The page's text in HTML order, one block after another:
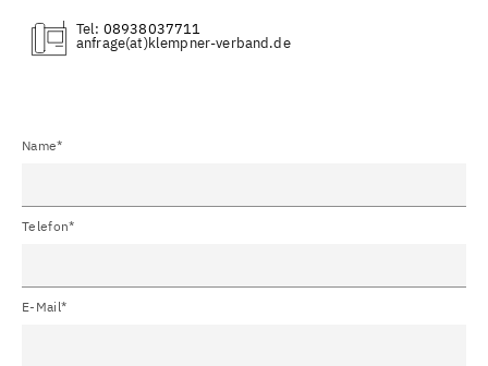
Tel: 08938037711
(at)
Name*
Telefon*
E-Mail*